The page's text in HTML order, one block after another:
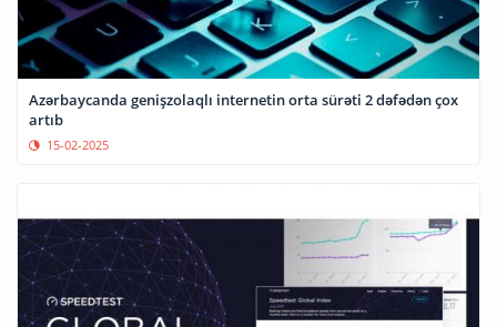
Azərbaycanda genişzolaqlı internetin orta sürəti 2 dəfədən çox
artıb
15-02-2025